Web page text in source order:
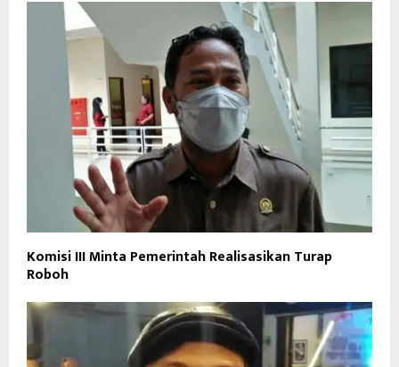
Komisi III Minta Pemerintah Realisasikan Turap
Roboh